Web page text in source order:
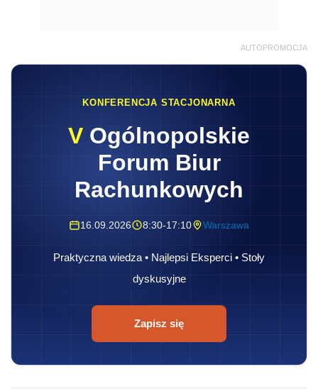
AUTOPROMOCJA
KONFERENCJA STACJONARNA
V Ogólnopolskie
Forum Biur
Rachunkowych
16.09.2026 8:30-17:10 Warszawa
Praktyczna wiedza • Najlepsi Eksperci • Stoły
dyskusyjne
Zapisz się